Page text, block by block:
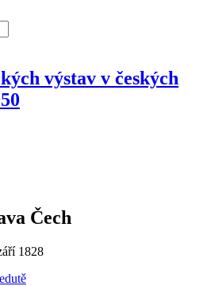
výstav v českých
Čech
1828